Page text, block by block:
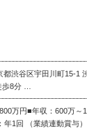
渋谷区宇田川町15-1
8分 …
万円■年収：600万
1回 （業績連動賞与